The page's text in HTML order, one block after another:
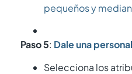
pequeños y
Paso 5: Dale una
Selecciona los